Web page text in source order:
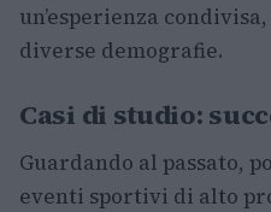
un’esperienza
diverse demografie.
Casi di studio:
Guardando al passato,
eventi sportivi di alto